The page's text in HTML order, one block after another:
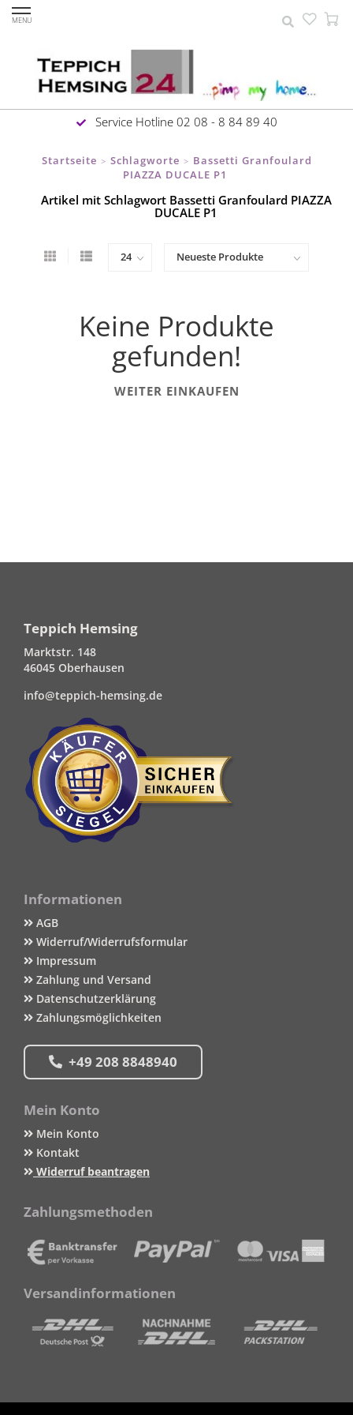
MENU
Service Hotline 02 08 - 8 84 89 40
Startseite > Schlagworte > Bassetti Granfoulard
PIAZZA DUCALE P1
Artikel mit Schlagwort Bassetti Granfoulard PIAZZA
DUCALE P1
Keine Produkte
gefunden!
WEITER EINKAUFEN
Teppich Hemsing
Marktstr. 148
46045 Oberhausen
info@teppich-hemsing.de
Informationen
AGB
Widerruf/Widerrufsformular
Impressum
Zahlung und Versand
Datenschutzerklärung
Zahlungsmöglichkeiten
+49 208 8848940
Mein Konto
Mein Konto
Kontakt
Widerruf beantragen
Zahlungsmethoden
Versandinformationen